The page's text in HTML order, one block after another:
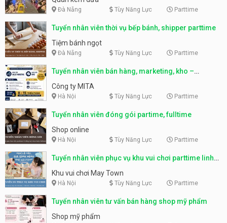
Đà Nẵng Tùy Năng Lực Parttime
Tuyển nhân viên thời vụ bếp bánh, shipper parttime
Tiệm bánh ngọt
Đà Nẵng Tùy Năng Lực Parttime
Tuyển nhân viên bán hàng, marketing, kho –
parttime, fulltime
Công ty MITA
Hà Nội Tùy Năng Lực Parttime
Tuyển nhân viên đóng gói partime, fulltime
Shop online
Hà Nội Tùy Năng Lực Parttime
Tuyển nhân viên phục vụ khu vui chơi parttime linh
động
Khu vui chơi May Town
Hà Nội Tùy Năng Lực Parttime
Tuyển nhân viên tư vấn bán hàng shop mỹ phẩm
Shop mỹ phẩm